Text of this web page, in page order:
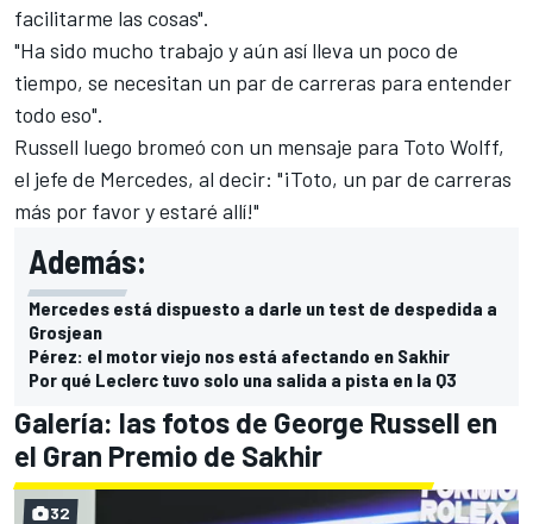
facilitarme las cosas".
"Ha sido mucho trabajo y aún así lleva un poco de
tiempo, se necesitan un par de carreras para entender
todo eso".
Russell luego bromeó con un mensaje para Toto Wolff,
el jefe de Mercedes, al decir: "¡Toto, un par de carreras
más por favor y estaré allí!"
Además:
Mercedes está dispuesto a darle un test de despedida a
Grosjean
Pérez: el motor viejo nos está afectando en Sakhir
Por qué Leclerc tuvo solo una salida a pista en la Q3
Galería: las fotos de George Russell en
el Gran Premio de Sakhir
32